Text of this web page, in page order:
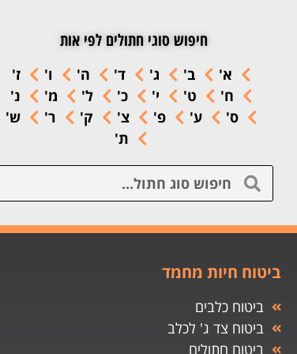
חיפוש סוגי חתולים לפי אות
א' ב' ג' ד' ה' ו'
ז'
ח'
ט' י' כ' ל' מ'
נ'
ס'
ע' פ' צ' ק' ר'
ש'
ת'
ביטוח חיות מחמד
ביטוח כלבים
ביטוח צד ג' לכלב
ביטוח חתולים